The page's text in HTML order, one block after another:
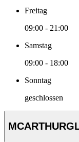
Freitag
09:00 - 21:00
Samstag
09:00 - 18:00
Sonntag
geschlossen